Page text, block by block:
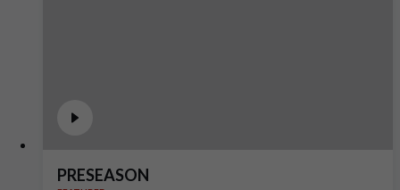
PRESEASON